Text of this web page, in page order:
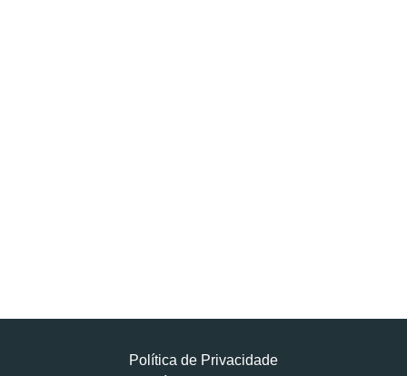
Política de Privacidade